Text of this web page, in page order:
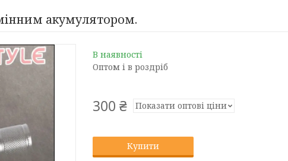
акумулятором.
В наявності
Оптом і в роздріб
300 ₴ Показати оптові ціни
Купити